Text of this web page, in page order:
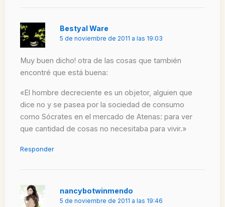
Bestyal Ware
5 de noviembre de 2011 a las 19:03
Muy buen dicho! otra de las cosas que también
encontré que está buena:
«El hombre decreciente es un objetor, alguien que
dice no y se pasea por la sociedad de consumo
como Sócrates en el mercado de Atenas: para ver
que cantidad de cosas no necesitaba para vivir.»
Responder
nancybotwinmendo
5 de noviembre de 2011 a las 19:46